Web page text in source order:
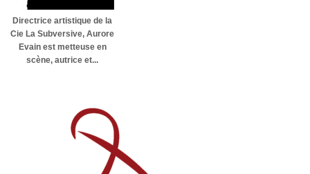
Directrice artistique de la
Cie La Subversive, Aurore
Evain est metteuse en
scène, autrice et...